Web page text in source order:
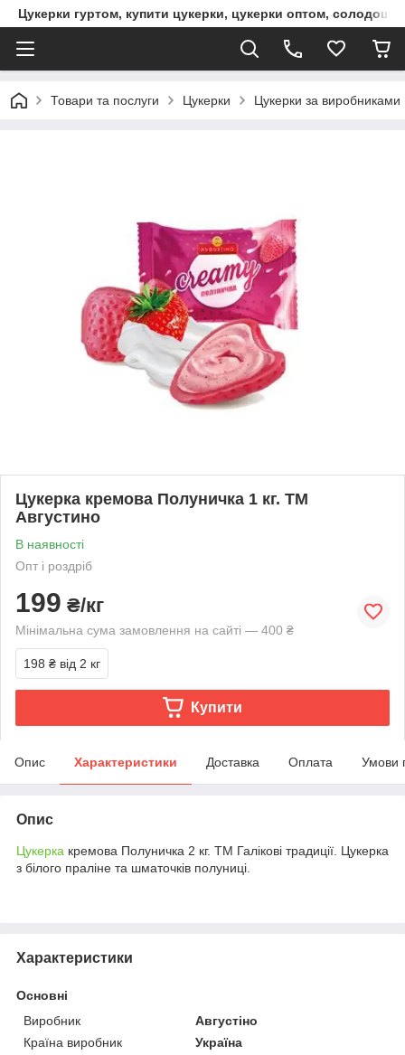
Цукерки гуртом, купити цукерки, цукерки оптом, солодощі
Товари та послуги Цукерки Цукерки за виробниками
Цукерка кремова Полуничка 1 кг. ТМ
Августино
В наявності
Опт і роздріб
199 ₴/кг
Мінімальна сума замовлення на сайті — 400 ₴
198 ₴ від 2 кг
Купити
Опис Характеристики Доставка Оплата Умови
Опис
Цукерка кремова Полуничка 2 кг. ТМ Галікові традиції. Цукерка
з білого праліне та шматочків полуниці.
Характеристики
Основні
Виробник
Августіно
Країна виробник
Україна